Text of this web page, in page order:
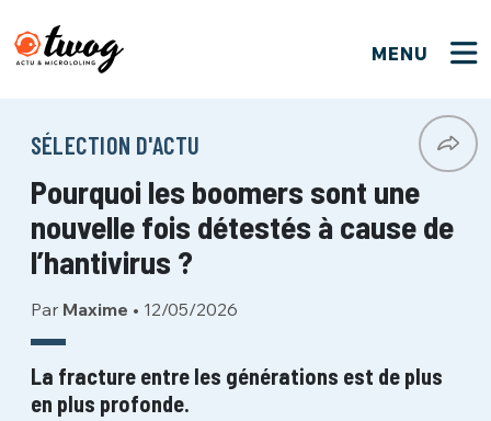
MENU
SÉLECTION D'ACTU
Pourquoi les boomers sont une
nouvelle fois détestés à cause de
l’hantivirus ?
Par Maxime • 12/05/2026
La fracture entre les générations est de plus
en plus profonde.
Bienvenue !
PSEUDO*
PASSWORD*
Connexion
PSEUDO
MOT DE PASSE Mot de passe perdu ?
VOTRE PARTICIPATION
Que souhaitez-vous proposer ?
Quelques tweets